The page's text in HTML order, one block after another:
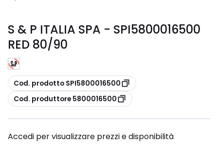
S & P ITALIA SPA - SPI5800016500
RED 80/90
copia
Cod. prodotto SPI5800016500
copia
Cod. produttore 5800016500
Accedi per visualizzare prezzi e disponibilità